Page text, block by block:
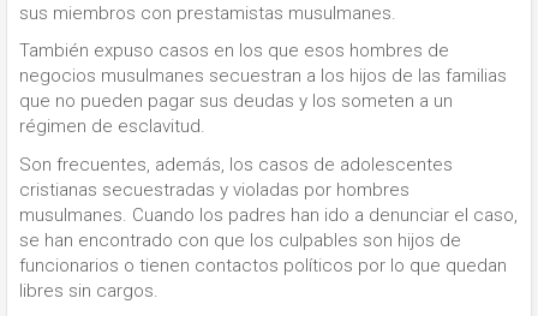
sus miembros con prestamistas musulmanes.
También expuso casos en los que esos hombres de
negocios musulmanes secuestran a los hijos de las familias
que no pueden pagar sus deudas y los someten a un
régimen de esclavitud.
Son frecuentes, además, los casos de adolescentes
cristianas secuestradas y violadas por hombres
musulmanes. Cuando los padres han ido a denunciar el caso,
se han encontrado con que los culpables son hijos de
funcionarios o tienen contactos políticos por lo que quedan
libres sin cargos.